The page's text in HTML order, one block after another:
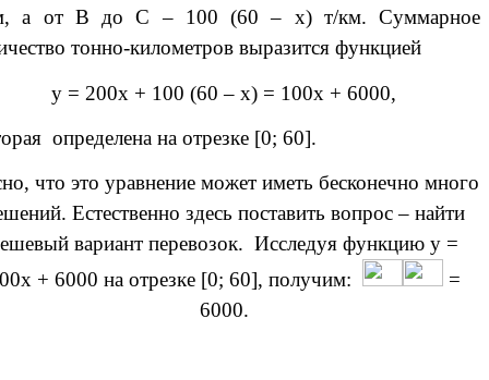
а от В до С – 100 (60 – х) т/км. Суммарное
тонно-километров выразится функцией
у = 200х + 100 (60 – х) = 100х + 6000,
определена на отрезке [0; 60].
что это уравнение может иметь бесконечно много
Естественно здесь поставить вопрос – найти
вариант перевозок. Исследуя функцию у =
+ 6000 на отрезке [0; 60], получим:
=
6000.